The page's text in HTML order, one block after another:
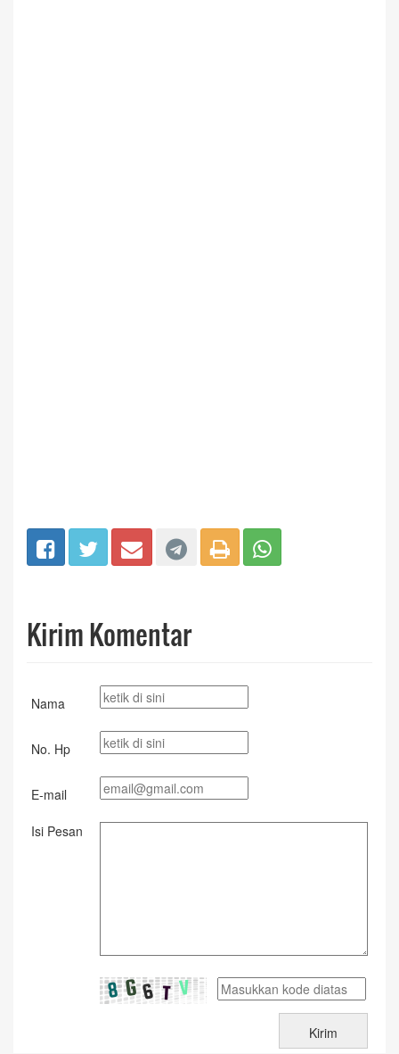
Kirim Komentar
Nama
No. Hp
E-mail
Isi Pesan